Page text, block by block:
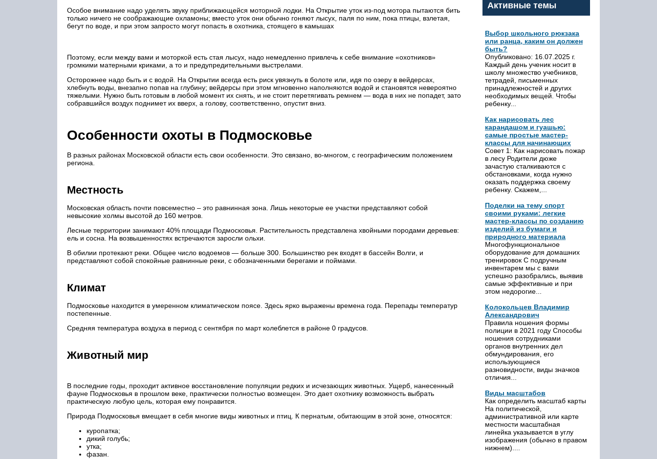
Особое внимание надо уделять звуку приближающейся моторной лодки. На Открытие уток из-под мотора пытаются бить
только ничего не соображающие охламоны; вместо уток они обычно гоняют лысух, паля по ним, пока птицы, взлетая,
бегут по воде, и при этом запросто могут попасть в охотника, стоящего в камышах
Поэтому, если между вами и моторкой есть стая лысух, надо немедленно привлечь к себе внимание «охотников»
громкими матерными криками, а то и предупредительными выстрелами.
Осторожнее надо быть и с водой. На Открытии всегда есть риск увязнуть в болоте или, идя по озеру в вейдерсах,
хлебнуть воды, внезапно попав на глубину; вейдерсы при этом мгновенно наполняются водой и становятся невероятно
тяжелыми. Нужно быть готовым в любой момент их снять, и не стоит перетягивать ремнем — вода в них не попадет, зато
собравшийся воздух поднимет их вверх, а голову, соответственно, опустит вниз.
Особенности охоты в Подмосковье
В разных районах Московской области есть свои особенности. Это связано, во-многом, с географическим положением
региона.
Местность
Московская область почти повсеместно – это равнинная зона. Лишь некоторые ее участки представляют собой
невысокие холмы высотой до 160 метров.
Лесные территории занимают 40% площади Подмосковья. Растительность представлена хвойными породами деревьев:
ель и сосна. На возвышенностях встречаются заросли ольхи.
В обилии протекают реки. Общее число водоемов — больше 300. Большинство рек входят в бассейн Волги, и
представляют собой спокойные равнинные реки, с обозначенными берегами и поймами.
Климат
Подмосковье находится в умеренном климатическом поясе. Здесь ярко выражены времена года. Перепады температур
постепенные.
Средняя температура воздуха в период с сентября по март колеблется в районе 0 градусов.
Животный мир
В последние годы, проходит активное восстановление популяции редких и исчезающих животных. Ущерб, нанесенный
фауне Подмосковья в прошлом веке, практически полностью возмещен. Это дает охотнику возможность выбрать
практическую любую цель, которая ему понравится.
Природа Подмосковья вмещает в себя многие виды животных и птиц. К пернатым, обитающим в этой зоне, относятся:
куропатка;
дикий голубь;
утка;
фазан.
Активные темы
Выбор школьного рюкзака
или ранца, каким он должен
быть?
Опубликовано: 16.07.2025 г.
Каждый день ученик носит в
школу множество учебников,
тетрадей, письменных
принадлежностей и других
необходимых вещей. Чтобы
ребенку...
Как нарисовать лес
карандашом и гуашью:
самые простые мастер-
классы для начинающих
Совет 1: Как нарисовать пожар
в лесу Родители дюже
зачастую сталкиваются с
обстановками, когда нужно
оказать поддержка своему
ребенку. Скажем,...
Поделки на тему спорт
своими руками: легкие
мастер-классы по созданию
изделий из бумаги и
природного материала
Многофункциональное
оборудование для домашних
тренировок С подручным
инвентарем мы с вами
успешно разобрались, выявив
самые эффективные и при
этом недорогие...
Колокольцев Владимир
Александрович
Правила ношения формы
полиции в 2021 году Способы
ношения сотрудниками
органов внутренних дел
обмундирования, его
использующиеся
разновидности, виды значков
отличия...
Виды масштабов
Как определить масштаб карты
На политической,
административной или карте
местности масштабная
линейка указывается в углу
изображения (обычно в правом
нижнем)....